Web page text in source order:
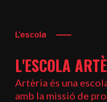
L'escola
L'ESCOLA
Artèria és una
amb la missió de